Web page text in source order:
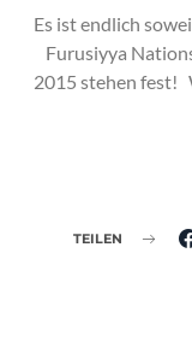
Es ist endlich
Furusiyya
2015 stehen fest!
TEILEN